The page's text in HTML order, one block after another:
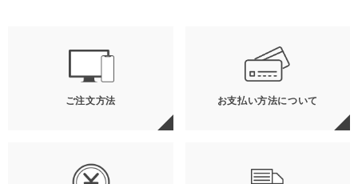
ご注文方法 お支払い方法について